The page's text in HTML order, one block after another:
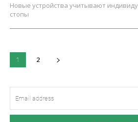
Новые устройства учитывают
стопы
1 2